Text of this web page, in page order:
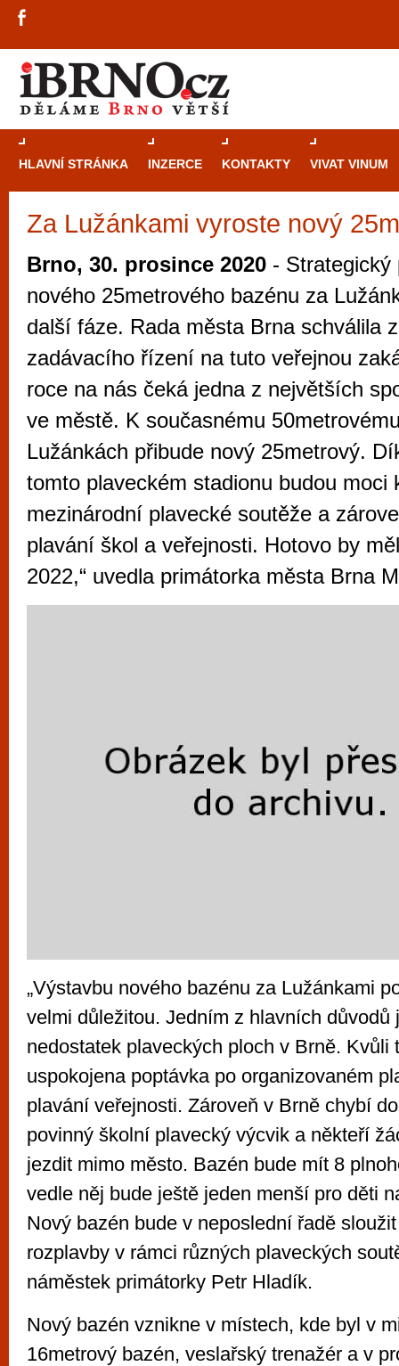
HLAVNÍ STRÁNKA INZERCE KONTAKTY VIVAT VINUM
Za Lužánkami vyroste nový
Brno, 30. prosince 2020 - Strategický
nového 25metrového bazénu za
další fáze. Rada města Brna schválila
zadávacího řízení na tuto veřejnou
roce na nás čeká jedna z největších
ve městě. K současnému
Lužánkách přibude nový 25metrový.
tomto plaveckém stadionu budou moci
mezinárodní plavecké soutěže a
plavání škol a veřejnosti. Hotovo by
2022,“ uvedla primátorka města Brna
„Výstavbu nového bazénu za Lužánkami
velmi důležitou. Jedním z hlavních důvodů
nedostatek plaveckých ploch v Brně. Kvůli
uspokojena poptávka po organizovaném
plavání veřejnosti. Zároveň v Brně chybí
povinný školní plavecký výcvik a někteří
jezdit mimo město. Bazén bude mít 8
vedle něj bude ještě jeden menší pro děti
Nový bazén bude v neposlední řadě
rozplavby v rámci různých plaveckých
náměstek primátorky Petr Hladík.
Nový bazén vznikne v místech, kde byl v
16metrový bazén, veslařský trenažér a v
Průvodce
Brně: Od
automaty
Brno je
zajímavé
restaurace,
Mimo jiné je ale také místem, kde si
vyzkoušet různé kasinové hry. V
metropoli naleznete širokou nabídku her
po moderní automaty jak pro pravidelné
příležitostné hráče. V...